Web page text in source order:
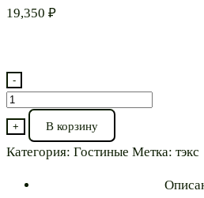
19,350 ₽
-
Количество
товара
Гостиная⭐"Паскаль-3
200"
+ В корзину
Категория: Гостиные Метка: тэкс